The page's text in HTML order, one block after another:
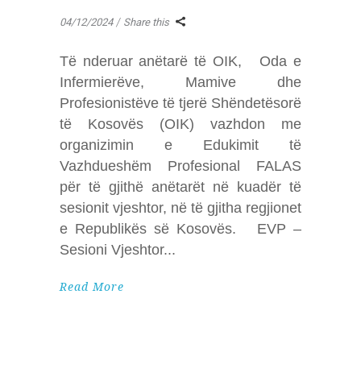
04/12/2024 Share this
Të nderuar anëtarë të OIK, Oda e
Infermierëve, Mamive dhe
Profesionistëve të tjerë Shëndetësorë
të Kosovës (OIK) vazhdon me
organizimin e Edukimit të
Vazhdueshëm Profesional FALAS
për të gjithë anëtarët në kuadër të
sesionit vjeshtor, në të gjitha regjionet
e Republikës së Kosovës. EVP –
Sesioni Vjeshtor
Read More